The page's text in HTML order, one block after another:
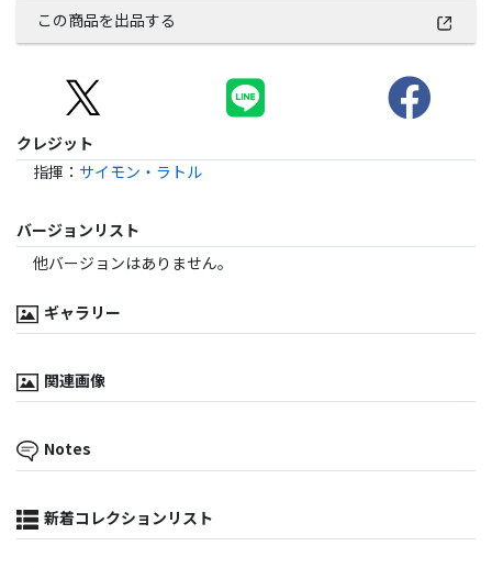
この商品を出品する
クレジット
指揮 ： サイモン・ラトル
バージョンリスト
他バージョンはありません。
ギャラリー
関連画像
Notes
新着コレクションリスト